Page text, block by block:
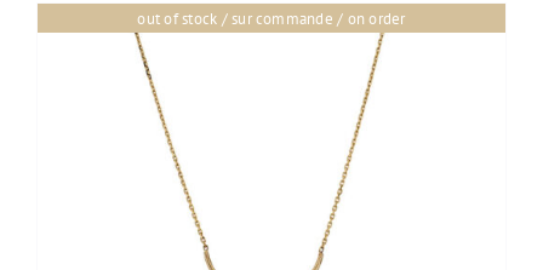
out of stock / sur commande / on order